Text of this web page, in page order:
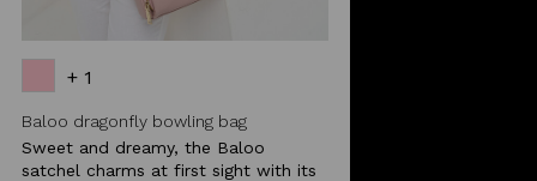
+ 1
Baloo dragonfly bowling bag
Sweet and dreamy, the Baloo
satchel charms at first sight with its